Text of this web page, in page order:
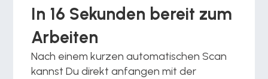
In 16 Sekunden bereit zum
Arbeiten
Nach einem kurzen automatischen Scan
kannst Du direkt anfangen mit der